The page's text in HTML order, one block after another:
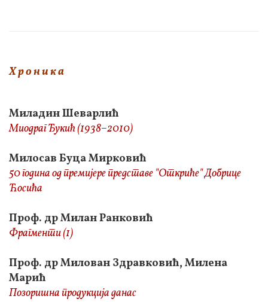
Х р о н и к а
Миладин Шеварлић
Миодраг Ђукић (1938–2010)
Милосав Буца Мирковић
50 година од премијере представе "Откриће" Добрице
Ћосића
Проф. др Милан Ранковић
Фрагменти (1)
Проф. др Милован Здравковић, Милена
Марић
Позоришна продукција данас